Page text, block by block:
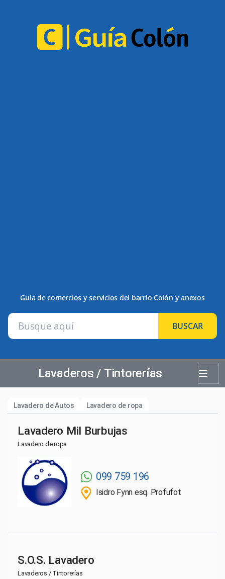
Guía de comercios y servicios del barrio Colón y anexos
BUSCAR
Lavaderos / Tintorerías
Lavadero de Autos Lavadero de ropa
Lavadero Mil Burbujas
Lavadero de ropa
099 759 196
Isidro Fynn esq. Profufot
S.O.S. Lavadero
Lavaderos / Tintorerías